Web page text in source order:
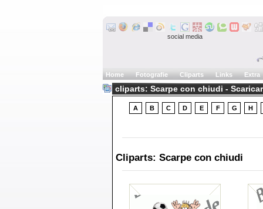
social media
Home Fotografie Cliparts Links Extra
cliparts: Scarpe con chiudi -
A B C D E F G H
Cliparts: Scarpe con chiudi